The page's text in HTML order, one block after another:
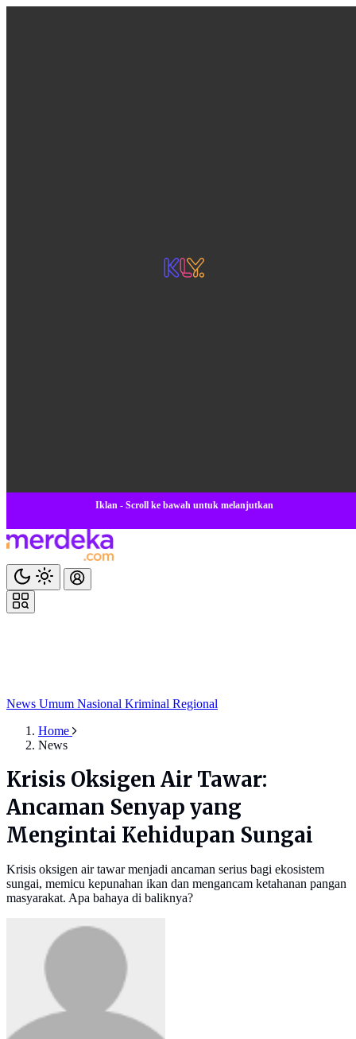
Iklan - Scroll ke bawah untuk melanjutkan
News Umum Nasional Kriminal Regional
Home
News
Krisis Oksigen Air Tawar:
Ancaman Senyap yang
Mengintai Kehidupan Sungai
Krisis oksigen air tawar menjadi ancaman serius bagi ekosistem
sungai, memicu kepunahan ikan dan mengancam ketahanan pangan
masyarakat. Apa bahaya di baliknya?